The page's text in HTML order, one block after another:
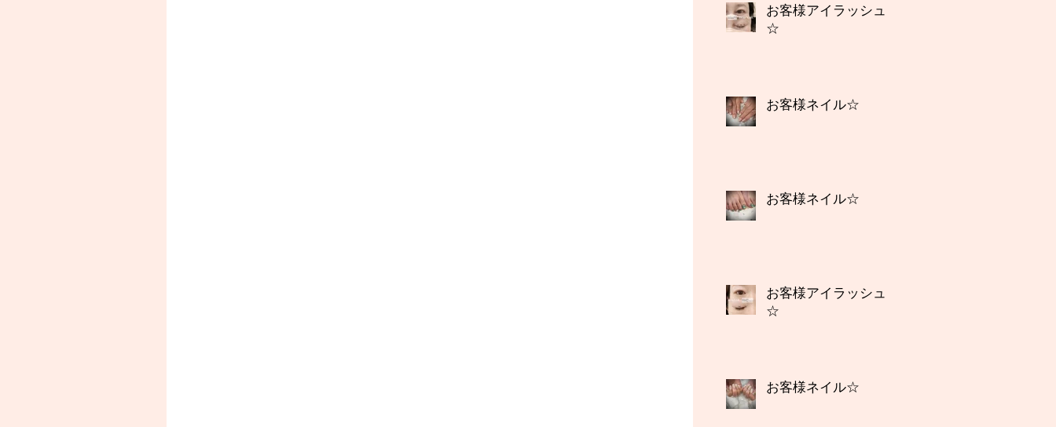
お客様アイラッシュ
☆
お客様ネイル☆
お客様ネイル☆
お客様アイラッシュ
☆
お客様ネイル☆